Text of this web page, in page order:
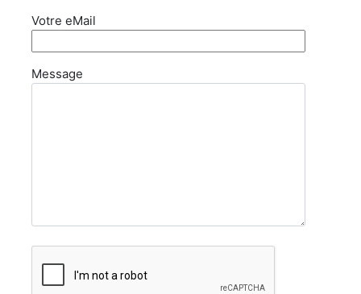
Votre eMail
Message